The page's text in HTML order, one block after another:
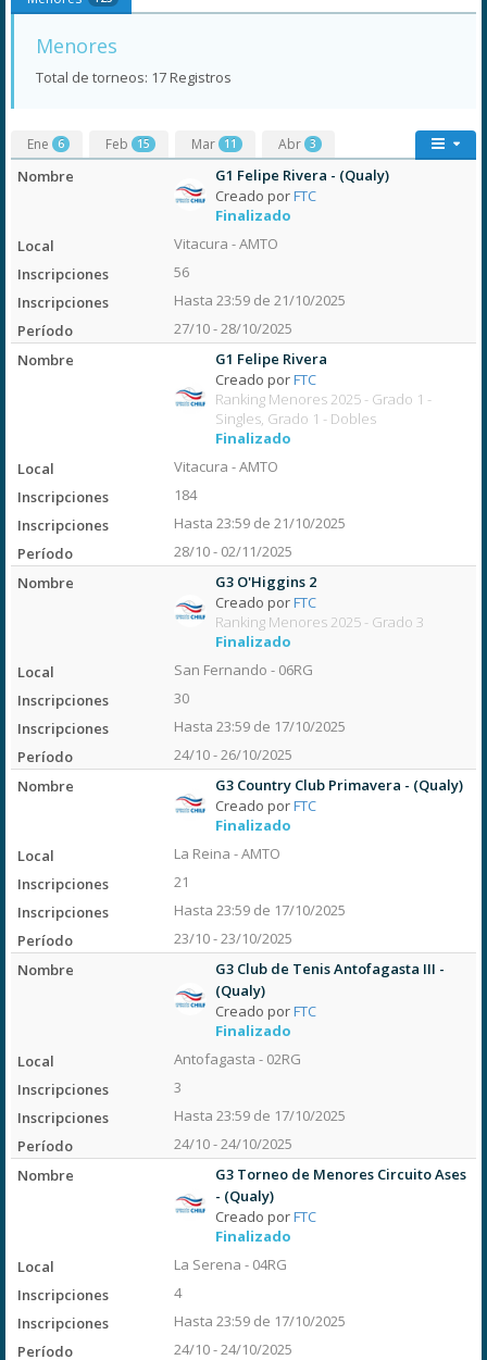
Menores
Total de torneos: 17 Registros
Ene 6 Feb 15 Mar 11 Abr 3
G1 Felipe Rivera - (Qualy)
Creado porFTC
Finalizado
Vitacura - AMTO
56
Hasta 23:59 de 21/10/2025
27/10 - 28/10/2025
G1 Felipe Rivera
Creado porFTC
Ranking Menores 2025 - Grado 1 -
Singles, Grado 1 - Dobles
Finalizado
Vitacura - AMTO
184
Hasta 23:59 de 21/10/2025
28/10 - 02/11/2025
G3 O'Higgins 2
Creado porFTC
Ranking Menores 2025 - Grado 3
Finalizado
San Fernando - 06RG
30
Hasta 23:59 de 17/10/2025
24/10 - 26/10/2025
G3 Country Club Primavera - (Qualy)
Creado porFTC
Finalizado
La Reina - AMTO
21
Hasta 23:59 de 17/10/2025
23/10 - 23/10/2025
G3 Club de Tenis Antofagasta III -
(Qualy)
Creado porFTC
Finalizado
Antofagasta - 02RG
3
Hasta 23:59 de 17/10/2025
24/10 - 24/10/2025
G3 Torneo de Menores Circuito Ases
- (Qualy)
Creado porFTC
Finalizado
La Serena - 04RG
4
Hasta 23:59 de 17/10/2025
24/10 - 24/10/2025